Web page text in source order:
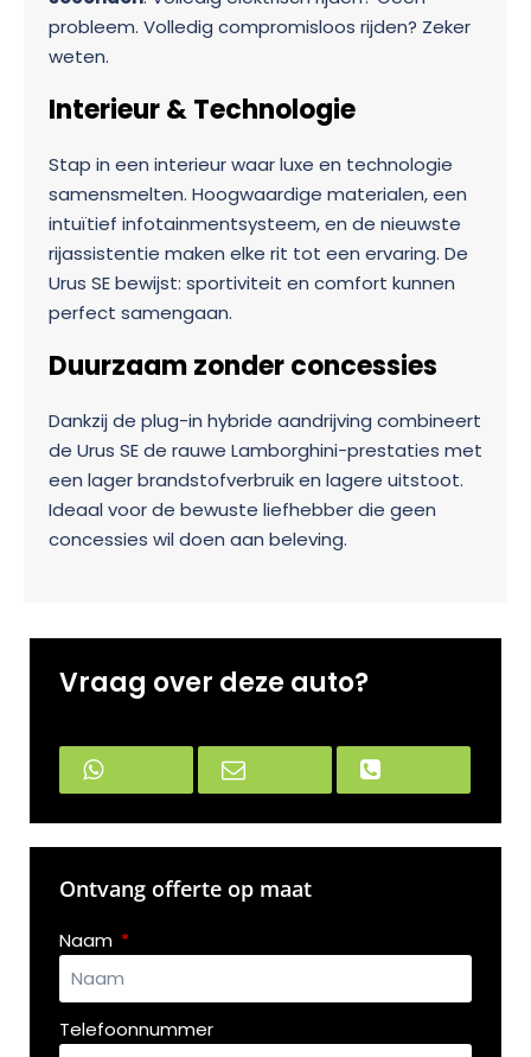
probleem. Volledig compromisloos rijden? Zeker
weten.
Interieur & Technologie
Stap in een interieur waar luxe en technologie
samensmelten. Hoogwaardige materialen, een
intuïtief infotainmentsysteem, en de nieuwste
rijassistentie maken elke rit tot een ervaring. De
Urus SE bewijst: sportiviteit en comfort kunnen
perfect samengaan.
Duurzaam zonder concessies
Dankzij de plug-in hybride aandrijving combineert
de Urus SE de rauwe Lamborghini-prestaties met
een lager brandstofverbruik en lagere uitstoot.
Ideaal voor de bewuste liefhebber die geen
concessies wil doen aan beleving.
Vraag over deze auto?
Ontvang offerte op maat
Naam
Telefoonnummer